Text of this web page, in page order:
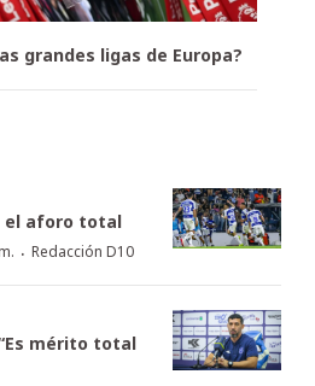
grandes ligas de Europa?
el aforo total
· Redacción D10
mérito total